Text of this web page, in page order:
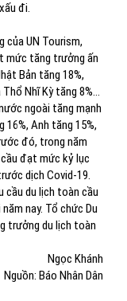
đi.
của UN Tourism,
mức tăng trưởng ấn
Bản tăng 18%,
Nhĩ Kỳ tăng 8%...
ngoài tăng mạnh
16%, Anh tăng 15%,
đó, trong năm
đạt mức kỷ lục
dịch Covid-19.
cầu du lịch toàn cầu
nay. Tổ chức Du
trưởng du lịch toàn
Ngọc Khánh
Nguồn: Báo Nhân Dân